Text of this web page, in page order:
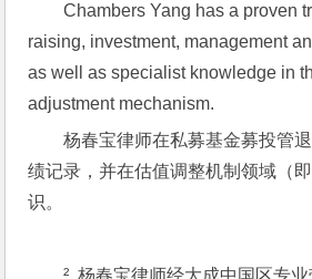
Chambers Yang has a proven
raising, investment, management
as well as specialist knowledge in
adjustment mechanism.
杨春宝律师在私募基金募投管
绩记录，并在估值调整机制领域（
识。
²  杨春宝律师经大成中国区专